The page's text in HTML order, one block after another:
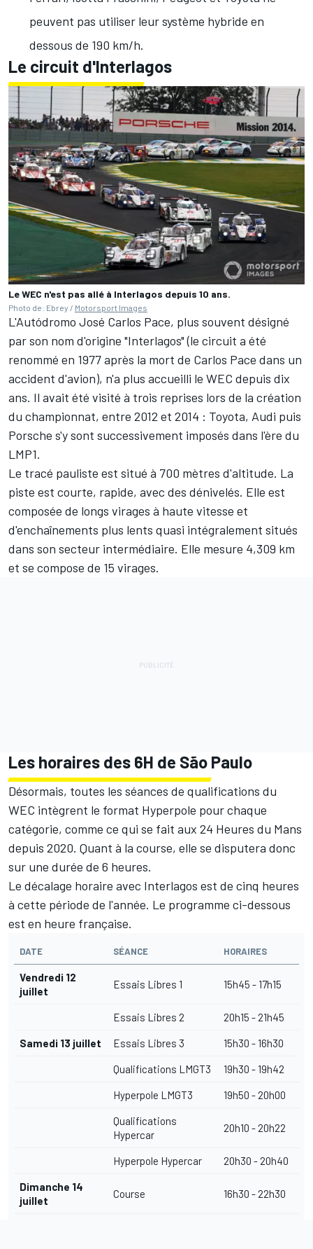
peuvent pas utiliser leur système hybride en
dessous de 190 km/h.
Le circuit d'Interlagos
Le WEC n'est pas allé à Interlagos depuis 10 ans.
Photo de: Ebrey / Motorsport Images
L'Autódromo José Carlos Pace, plus souvent désigné
par son nom d'origine "Interlagos" (le circuit a été
renommé en 1977 après la mort de Carlos Pace dans un
accident d'avion), n'a plus accueilli le WEC depuis dix
ans. Il avait été visité à trois reprises lors de la création
du championnat, entre 2012 et 2014 : Toyota, Audi puis
Porsche s'y sont successivement imposés dans l'ère du
LMP1.
Le tracé pauliste est situé à 700 mètres d'altitude. La
piste est courte, rapide, avec des dénivelés. Elle est
composée de longs virages à haute vitesse et
d'enchaînements plus lents quasi intégralement situés
dans son secteur intermédiaire. Elle mesure 4,309 km
et se compose de 15 virages.
Les horaires des 6H de São Paulo
Désormais, toutes les séances de qualifications du
WEC intègrent le format Hyperpole pour chaque
catégorie, comme ce qui se fait aux 24 Heures du Mans
depuis 2020. Quant à la course, elle se disputera donc
sur une durée de 6 heures.
Le décalage horaire avec Interlagos est de cinq heures
à cette période de l'année. Le programme ci-dessous
est en heure française.
DATE SÉANCE HORAIRES
Vendredi 12
juillet
Essais Libres 1 15h45 - 17h15
Essais Libres 2 20h15 - 21h45
Samedi 13 juillet Essais Libres 3 15h30 - 16h30
Qualifications LMGT3 19h30 - 19h42
Hyperpole LMGT3 19h50 - 20h00
Qualifications
Hypercar
20h10 - 20h22
Hyperpole Hypercar 20h30 - 20h40
Dimanche 14
juillet
Course 16h30 - 22h30